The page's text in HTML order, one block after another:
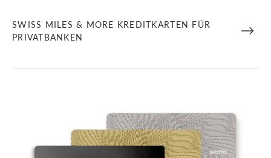
SWISS MILES & MORE KREDITKARTEN FÜR
PRIVATBANKEN